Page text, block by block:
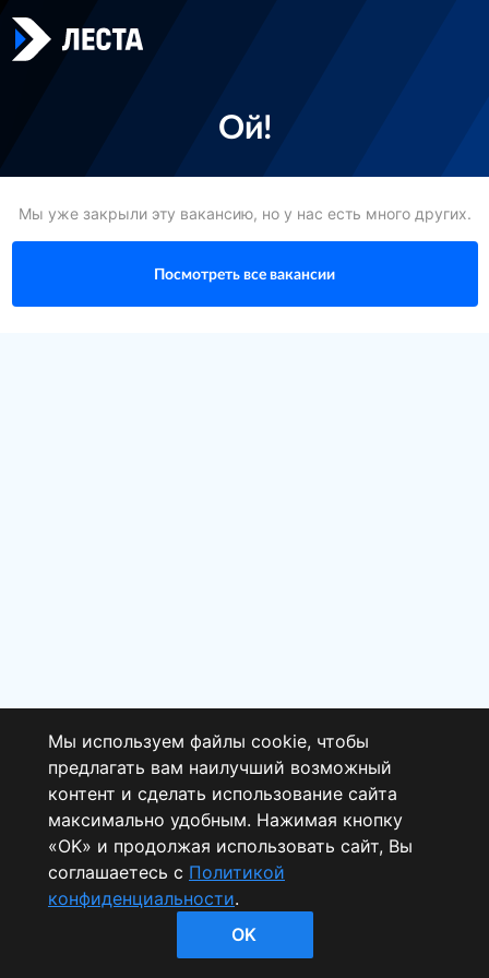
Ой!
Мы уже закрыли эту вакансию, но у нас есть много других.
Посмотреть все вакансии
© Леста Игры, 2022–. Все права защищены.
Политика конфиденциальности.
Мы используем файлы cookie, чтобы
предлагать вам наилучший возможный
контент и сделать использование сайта
максимально удобным. Нажимая кнопку
«OK» и продолжая использовать сайт, Вы
соглашаетесь с Политикой
конфиденциальности.
OK